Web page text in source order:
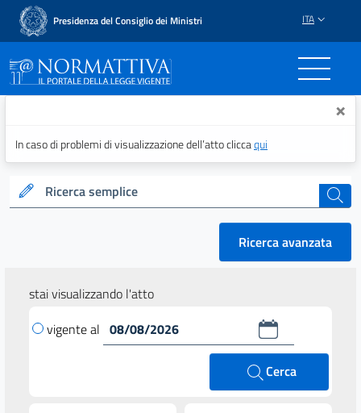
Presidenza del Consiglio dei Ministri ITA
Normattiva - Il portale ×
In caso di problemi di visualizzazione dell’atto cliccaqui
Ricerca semplice cerca
Ricerca avanzata
stai visualizzando l'atto
vigente al
Cerca